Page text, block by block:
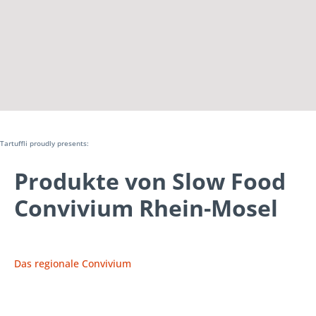
Tartuffli proudly presents:
Produkte von Slow Food
Convivium Rhein-Mosel
Das regionale Convivium